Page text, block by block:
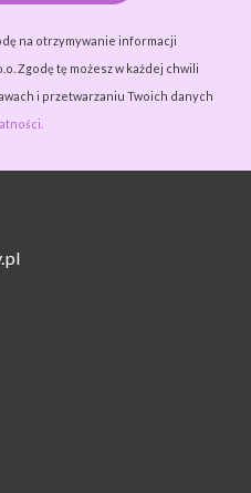
na otrzymywanie informacji
Zgodę tę możesz w każdej chwili
i przetwarzaniu Twoich danych